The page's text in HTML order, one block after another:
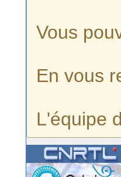
Vous
En vous
L'équipe